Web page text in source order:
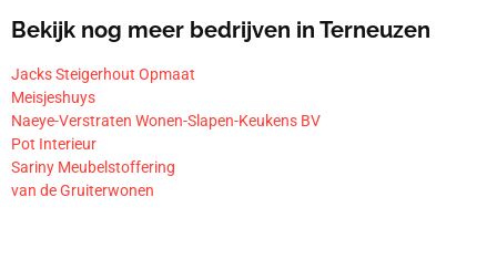
Bekijk nog meer bedrijven in Terneuzen
Jacks Steigerhout Opmaat
Meisjeshuys
Naeye-Verstraten Wonen-Slapen-Keukens BV
Pot Interieur
Sariny Meubelstoffering
van de Gruiterwonen